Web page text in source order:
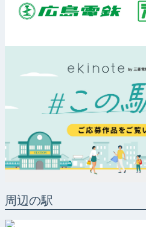
周辺の駅